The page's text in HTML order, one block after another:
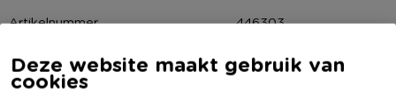
Deze website maakt gebruik van
cookies
Artikelnummer
446303
Materiaal
Polyester